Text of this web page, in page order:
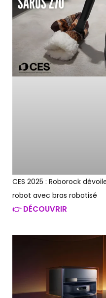
CES 2025 : Roborock
robot avec bras robotisé
👉 DÉCOUVRIR